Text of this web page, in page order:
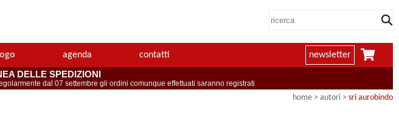
agenda contatti newsletter
DELLE SPEDIZIONI
dal 07 settembre gli ordini comunque effettuati saranno registrati
home > autori > sri aurobindo